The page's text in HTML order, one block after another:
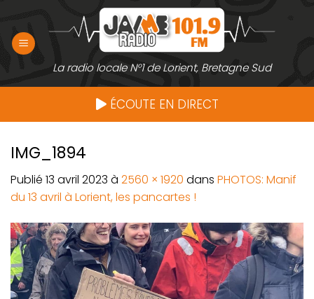
contenu
La radio locale N°1 de Lorient, Bretagne Sud
ÉCOUTE EN DIRECT
IMG_1894
Publié 13 avril 2023 à 2560 × 1920 dans PHOTOS: Manif
du 13 avril à Lorient, les pancartes !